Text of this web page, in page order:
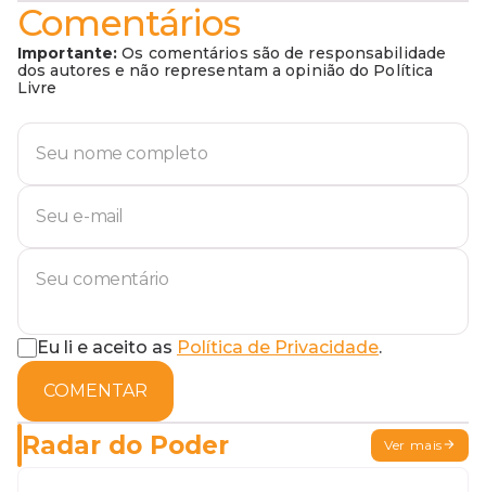
Comentários
Importante: Os comentários são de responsabilidade
dos autores e não representam a opinião do Política
Livre
Eu li e aceito as Política de Privacidade.
COMENTAR
Radar do Poder Ver mais